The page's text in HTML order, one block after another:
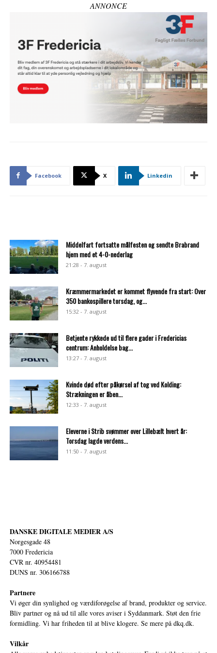
ANNONCE
Facebook X Linkedin
Middelfart fortsatte målfesten og sendte Brabrand
hjem med et 4-0-nederlag
21:28 - 7. august
Kræmmermarkedet er kommet flyvende fra start: Over
350 bankospillere torsdag, og...
15:32 - 7. august
Betjente rykkede ud til flere gader i Fredericias
centrum: Anholdelse bag...
13:27 - 7. august
Kvinde død efter påkørsel af tog ved Kolding:
Strækningen er åben...
12:33 - 7. august
Eleverne i Strib svømmer over Lillebælt hvert år:
Torsdag lagde verdens...
11:50 - 7. august
DANSKE DIGITALE MEDIER A/S
Norgesgade 48
7000 Fredericia
CVR nr. 40954481
DUNS nr. 306166788
Partnere
Vi øger din synlighed og værdiforøgelse af brand, produkter og service.
Bliv partner og nå ud til alle vores aviser i Syddanmark. Støt den frie
formidling. Vi har friheden til at blive klogere. Se mere på dkq.dk.
Vilkår